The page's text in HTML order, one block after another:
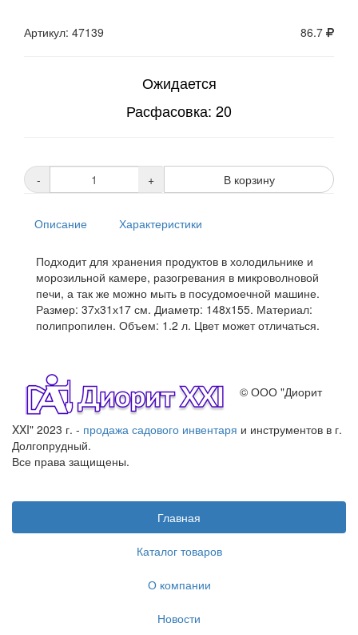
Артикул: 47139 86.7
Ожидается
Расфасовка: 20
- + В корзину
Описание Характеристики
Подходит для хранения продуктов в холодильнике и
морозильной камере, разогревания в микроволновой
печи, а так же можно мыть в посудомоечной машине.
Размер: 37х31х17 см. Диаметр: 148x155. Материал:
полипропилен. Объем: 1.2 л. Цвет может отличаться.
© ООО "Диорит
XXI" 2023 г. - продажа садового инвентаря и инструментов в г.
Долгопрудный.
Все права защищены.
Главная
Каталог товаров
О компании
Новости